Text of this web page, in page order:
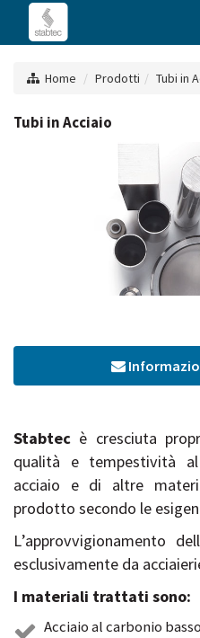
Home Prodotti Tubi in
Tubi in Acciaio
Stabtec è cresciuta
qualità e tempestività
acciaio e di altre
prodotto secondo le
L’approvvigionamento
esclusivamente da
I materiali trattati sono:
Acciaio al carbonio